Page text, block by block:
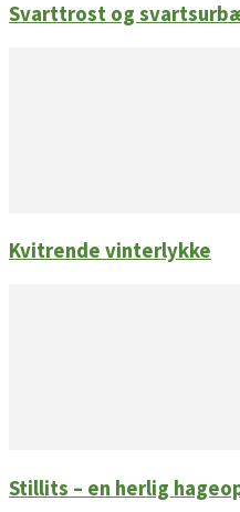
Svarttrost og
Kvitrende vinterlykke
Stillits – en herlig